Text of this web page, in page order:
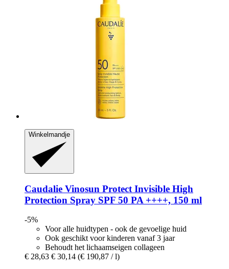
Winkelmandje
Caudalie Vinosun Protect Invisible High
Protection Spray SPF 50 PA ++++, 150 ml
-5%
Voor alle huidtypen - ook de gevoelige huid
Ook geschikt voor kinderen vanaf 3 jaar
Behoudt het lichaamseigen collageen
€ 28,63 € 30,14 (€ 190,87 / l)